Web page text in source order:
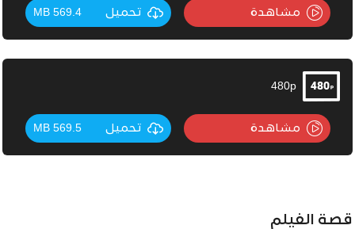
مشاهدة تحميل 569.4 MB
480p
مشاهدة تحميل 569.5 MB
قصة الفيلم